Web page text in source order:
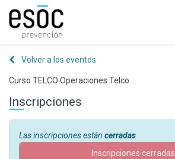
Volver a los eventos
Curso TELCO Operaciones Telco
Inscripciones
Las inscripciones están cerradas
Inscripciones cerradas